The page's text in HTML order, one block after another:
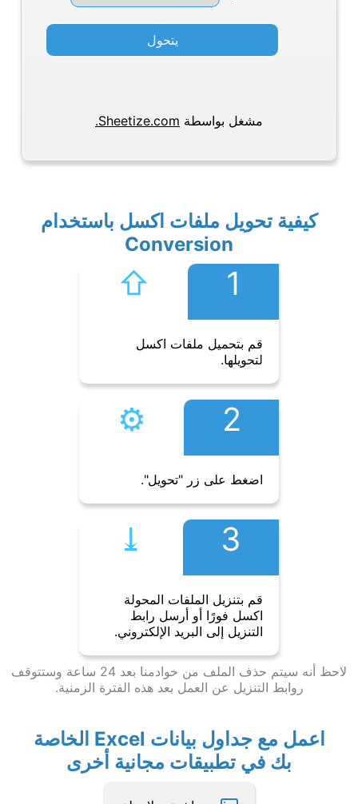
يتحول
مشغل بواسطة Sheetize.com.
كيفية تحويل ملفات اكسل باستخدام
Conversion
1
⇧︎
قم بتحميل ملفات اكسل
لتحويلها.
2
⚙︎
اضغط على زر "تحويل".
3
⤓︎
قم بتنزيل الملفات المحولة
اكسل فورًا أو أرسل رابط
التنزيل إلى البريد الإلكتروني.
لاحظ أنه سيتم حذف الملف من خوادمنا بعد 24 ساعة وستتوقف
روابط التنزيل عن العمل بعد هذه الفترة الزمنية.
اعمل مع جداول بيانات Excel الخاصة
بك في تطبيقات مجانية أخرى